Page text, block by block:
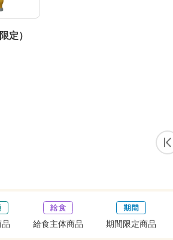
定）
品 給食主体商品 期間限定商品